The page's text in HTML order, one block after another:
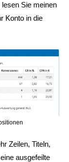
Sie meinen
Konto in die
Zeilen, Titeln,
ausgefeilte